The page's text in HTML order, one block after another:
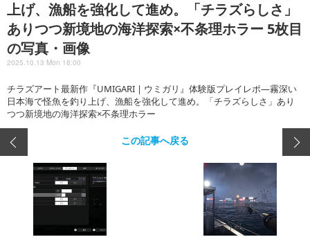
上げ、漁船を強化して進め。「チラズらしさ」
ありつつ新境地の海洋探索×不条理ホラー 5枚目
の写真・画像
2025.10.13 Mon 18:00
チラズアート最新作『UMIGARI | ウミガリ』体験版プレイレポ―霧深い
日本海で怪魚を釣り上げ、漁船を強化して進め。「チラズらしさ」あり
つつ新境地の海洋探索×不条理ホラー
この記事へ戻る
求人情報を読み込み中...
Sponsored by